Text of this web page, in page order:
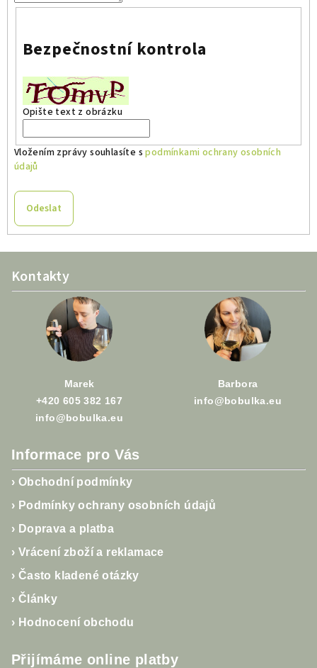
Bezpečnostní kontrola
Opište text z obrázku
Vložením zprávy souhlasíte spodmínkami ochrany osobních
údajů
Odeslat
Kontakty
Marek
+420 605 382 167
info@bobulka.eu
Barbora
info@bobulka.eu
Informace pro Vás
› Obchodní podmínky
› Podmínky ochrany osobních údajů
› Doprava a platba
› Vrácení zboží a reklamace
› Často kladené otázky
› Články
› Hodnocení obchodu
Přijímáme online platby